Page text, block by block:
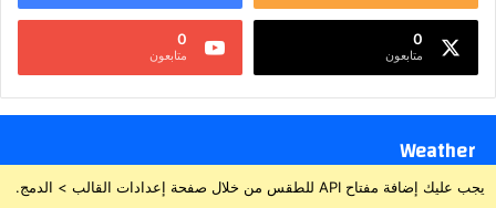
0
متابعون
0
متابعون
Weather
يجب عليك إضافة مفتاح API للطقس من خلال صفحة إعدادات القالب > الدمج.